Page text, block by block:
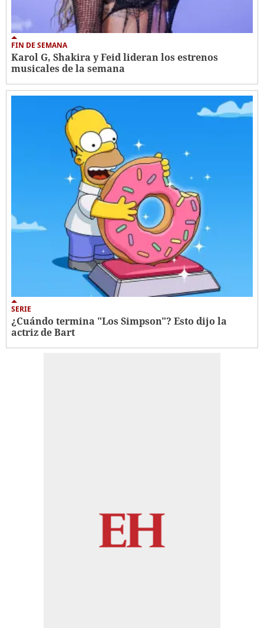
FIN DE SEMANA
Karol G, Shakira y Feid lideran los estrenos
musicales de la semana
SERIE
¿Cuándo termina "Los Simpson"? Esto dijo la
actriz de Bart